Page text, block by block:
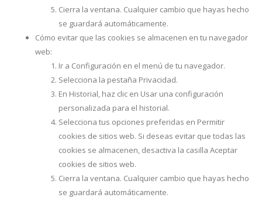
Cierra la ventana. Cualquier cambio que hayas hecho
se guardará automáticamente.
Cómo evitar que las cookies se almacenen en tu navegador
web:
Ir a Configuración en el menú de tu navegador.
Selecciona la pestaña Privacidad.
En Historial, haz clic en Usar una configuración
personalizada para el historial.
Selecciona tus opciones preferidas en Permitir
cookies de sitios web. Si deseas evitar que todas las
cookies se almacenen, desactiva la casilla Aceptar
cookies de sitios web.
Cierra la ventana. Cualquier cambio que hayas hecho
se guardará automáticamente.